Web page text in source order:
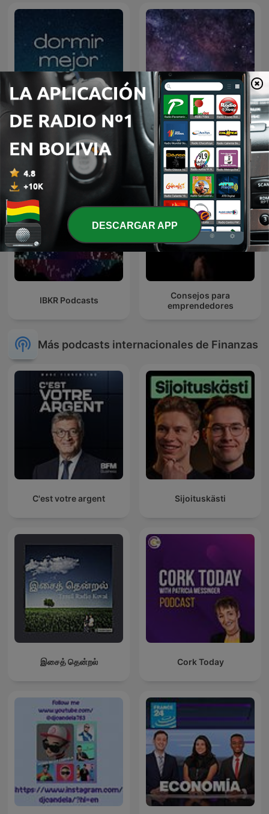
Dormir Mejor
Constelación SEO :
Hadestra Marketing
IBKR Podcasts
Consejos para
emprendedores
Más podcasts internacionales de Finanzas
C'est votre argent Sijoituskästi
இசைத் தென்றல் Cork Today
DESCARGAR APP